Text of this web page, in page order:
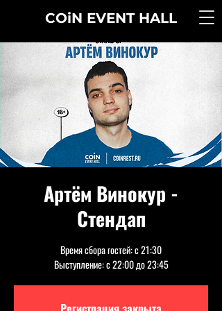
COiN EVENT HALL
Артём Винокур -
Стендап
Время сбора гостей: с 21:30
Выступление: с 22:00 до 23:45